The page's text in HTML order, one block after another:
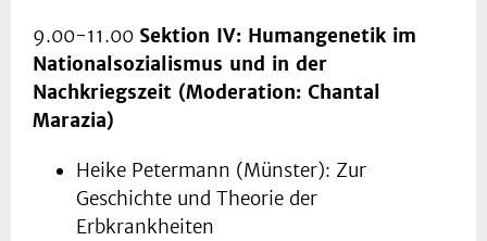
9.00-11.00 Sektion IV: Humangenetik im
Nationalsozialismus und in der
Nachkriegszeit (Moderation: Chantal
Marazia)
Heike Petermann (Münster): Zur
Geschichte und Theorie der
Erbkrankheiten